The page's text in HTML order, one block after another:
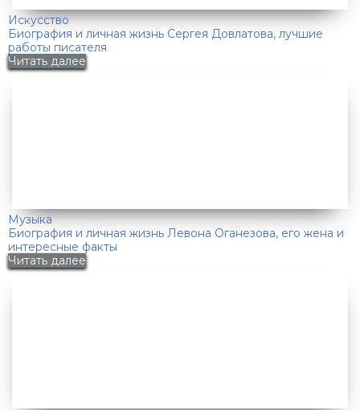
Искусство
Биография и личная жизнь Сергея Довлатова, лучшие
работы писателя
Читать далее
Музыка
Биография и личная жизнь Левона Оганезова, его жена и
интересные факты
Читать далее